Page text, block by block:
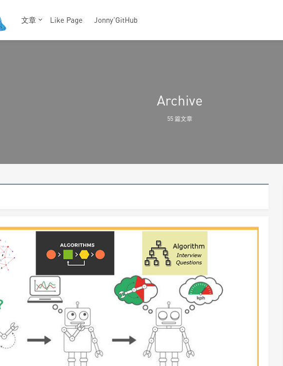
文章 Like Page Jonny’GitHub
Archive
55 篇文章